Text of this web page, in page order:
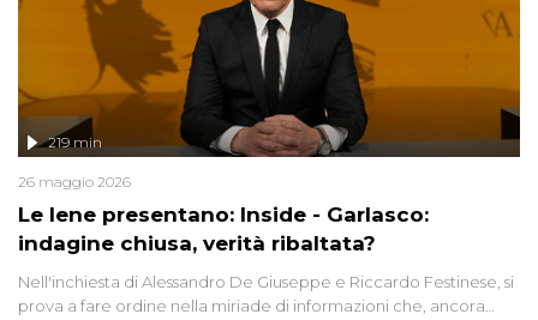
Le Iene presentano: Inside - Garlasco:
indagine chiusa, verità ribaltata?
219 min
26 maggio 2026
Nell'inchiesta di Alessandro De Giuseppe e Riccardo Festinese, si
prova a fare ordine nella miriade di informazioni che, ancora